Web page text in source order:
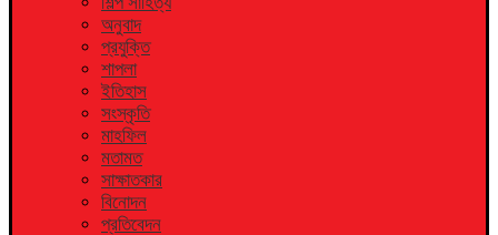
অনুবাদ
প্রযুক্তি
শাপলা
ইতিহাস
সংস্কৃতি
মাহফিল
মতামত
সাক্ষাতকার
বিনোদন
প্রতিবেদন